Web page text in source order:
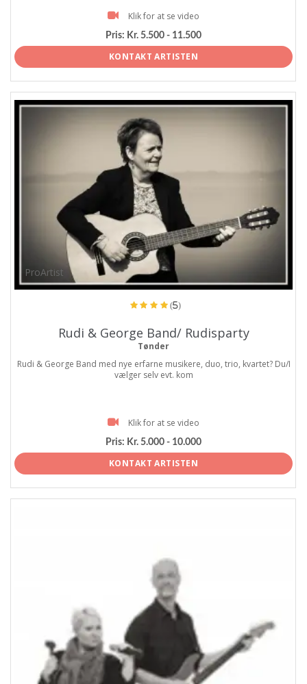
Klik for at se video
Pris: Kr. 5.500 - 11.500
KONTAKT ARTISTEN
ProArtist
(5)
Rudi & George Band/ Rudisparty
Tønder
Rudi & George Band med nye erfarne musikere, duo, trio, kvartet? Du/I
vælger selv evt. kom
Klik for at se video
Pris: Kr. 5.000 - 10.000
KONTAKT ARTISTEN